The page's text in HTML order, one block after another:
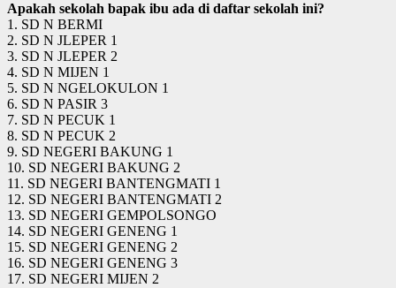
Apakah sekolah bapak ibu ada di daftar sekolah ini?
1. SD N BERMI
2. SD N JLEPER 1
3. SD N JLEPER 2
4. SD N MIJEN 1
5. SD N NGELOKULON 1
6. SD N PASIR 3
7. SD N PECUK 1
8. SD N PECUK 2
9. SD NEGERI BAKUNG 1
10. SD NEGERI BAKUNG 2
11. SD NEGERI BANTENGMATI 1
12. SD NEGERI BANTENGMATI 2
13. SD NEGERI GEMPOLSONGO
14. SD NEGERI GENENG 1
15. SD NEGERI GENENG 2
16. SD NEGERI GENENG 3
17. SD NEGERI MIJEN 2